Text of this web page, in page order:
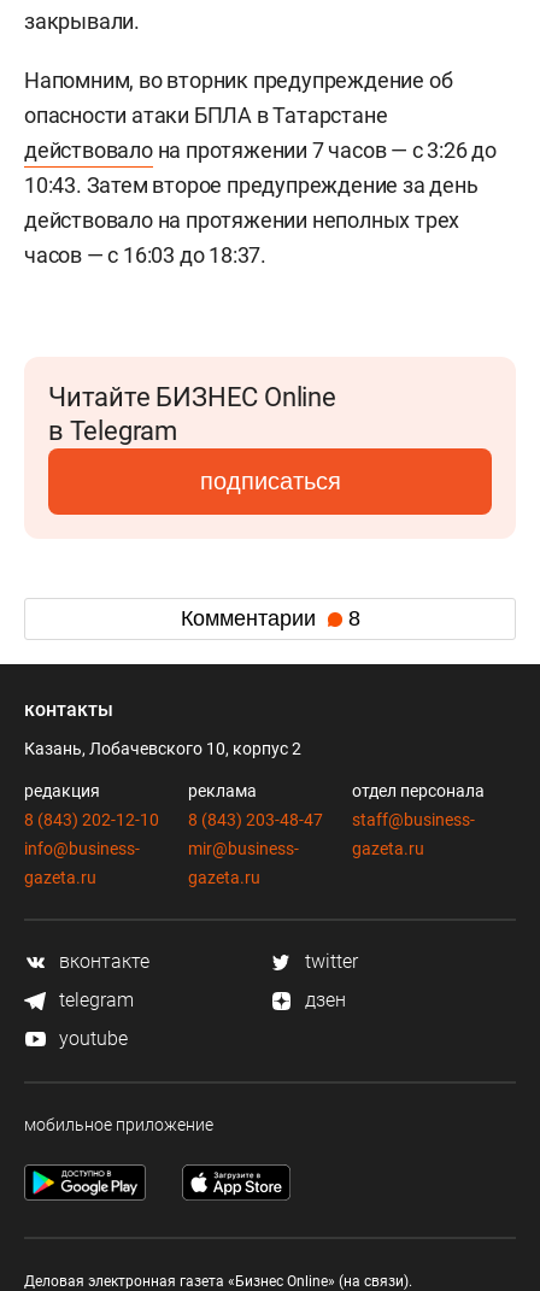
закрывали.
Напомним, во вторник предупреждение об
опасности атаки БПЛА в Татарстане
действовалона протяжении 7 часов — с 3:26 до
10:43. Затем второе предупреждение за день
действовало на протяжении неполных трех
часов — с 16:03 до 18:37.
Читайте БИЗНЕС Online
в Telegram
подписаться
Комментарии 8
контакты
Казань, Лобачевского 10, корпус 2
редакция
8 (843) 202-12-10
info@business-
gazeta.ru
реклама
8 (843) 203-48-47
mir@business-
gazeta.ru
отдел персонала
staff@business-
gazeta.ru
вконтакте
twitter
telegram
дзен
youtube
мобильное приложение
Деловая электронная газета «Бизнес Online» (на связи).